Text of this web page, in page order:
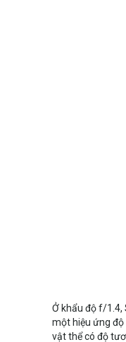
Ở khẩu độ f/1.4,
một hiệu ứng độ
vật thể có độ